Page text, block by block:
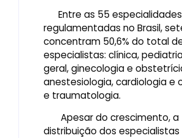
Entre as 55 especialidades
regulamentadas no Brasil,
concentram 50,6% do total
especialistas: clínica,
geral, ginecologia e
anestesiologia, cardiologia e
e traumatologia.
Apesar do crescimento, a
distribuição dos especialistas